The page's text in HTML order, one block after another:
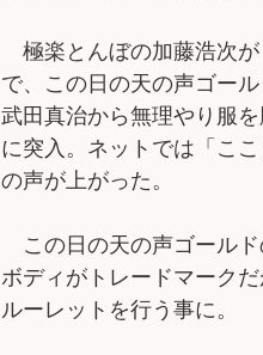
極楽とんぼの加藤浩次が
で、この日の天の声ゴー
武田真治から無理やり服
に突入。ネットでは「こ
の声が上がった。
この日の天の声ゴールド
ボディがトレードマーク
ルーレットを行う事に。